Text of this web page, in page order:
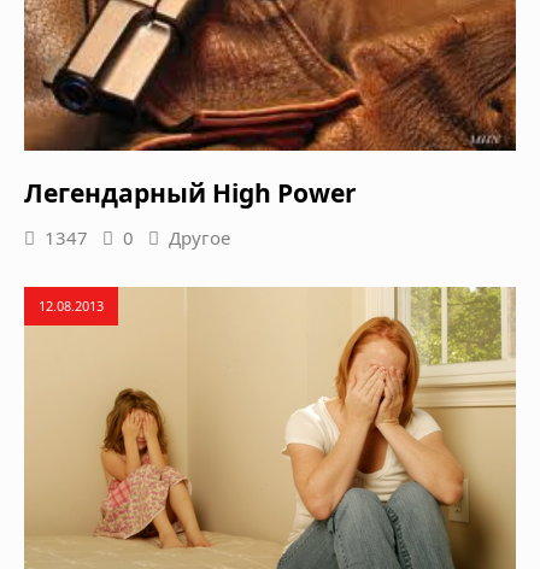
Легендарный High Power
1347 0 Другое
12.08.2013